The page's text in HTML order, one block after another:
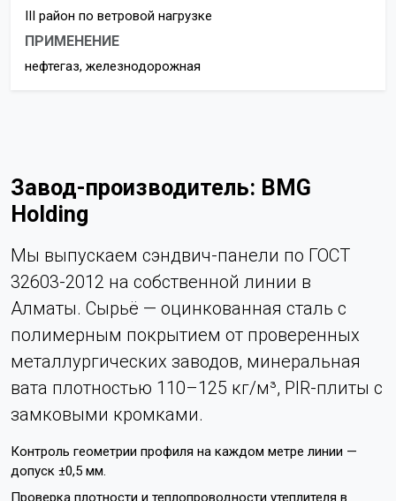
III район по ветровой нагрузке
ПРИМЕНЕНИЕ
нефтегаз, железнодорожная
Завод-производитель: BMG
Holding
Мы выпускаем сэндвич-панели по ГОСТ
32603-2012 на собственной линии в
Алматы. Сырьё — оцинкованная сталь с
полимерным покрытием от проверенных
металлургических заводов, минеральная
вата плотностью 110–125 кг/м³, PIR-плиты с
замковыми кромками.
Контроль геометрии профиля на каждом метре линии —
допуск ±0,5 мм.
Проверка плотности и теплопроводности утеплителя в